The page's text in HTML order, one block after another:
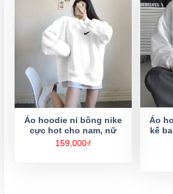
Áo hoodie nỉ bông nike
cực hot cho nam, nữ
159,000₫
Áo
kế